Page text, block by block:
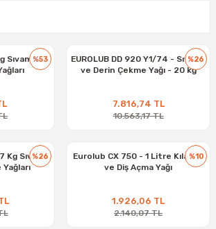
%53
Sıvama ve
%26
EUROLUB DD 920 Y1/74 - Sıvama
ve Derin Çekme Yağı - 20 kg
7.816,74 TL
10.563,17 TL
%26
Kg Sıvama
%10
Eurolub CX 750 - 1 Litre Kılavuz
ve Diş Açma Yağı
1.926,06 TL
2.140,07 TL